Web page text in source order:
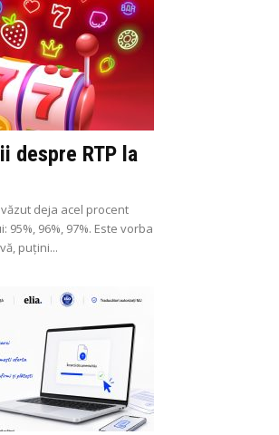
despre RTP la
deja acel procent
96%, 97%. Este vorba
puțini...